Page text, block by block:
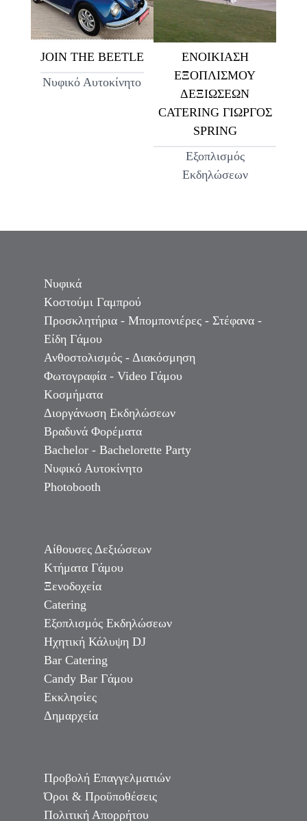
JOIN THE BEETLE
Νυφικό Αυτοκίνητο
ΕΝΟΙΚΙΑΣΗ
ΕΞΟΠΛΙΣΜΟΥ
ΔΕΞΙΩΣΕΩΝ
CATERING ΓΙΩΡΓΟΣ
SPRING
Εξοπλισμός
Εκδηλώσεων
Νυφικά
Κοστούμι Γαμπρού
Προσκλητήρια - Μπομπονιέρες - Στέφανα -
Είδη Γάμου
Ανθοστολισμός - Διακόσμηση
Φωτογραφία - Video Γάμου
Κοσμήματα
Διοργάνωση Εκδηλώσεων
Βραδυνά Φορέματα
Bachelor - Bachelorette Party
Νυφικό Αυτοκίνητο
Photobooth
Αίθουσες Δεξιώσεων
Κτήματα Γάμου
Ξενοδοχεία
Catering
Εξοπλισμός Εκδηλώσεων
Ηχητική Κάλυψη DJ
Bar Catering
Candy Bar Γάμου
Εκκλησίες
Δημαρχεία
Προβολή Επαγγελματιών
Όροι & Προϋποθέσεις
Πολιτική Απορρήτου